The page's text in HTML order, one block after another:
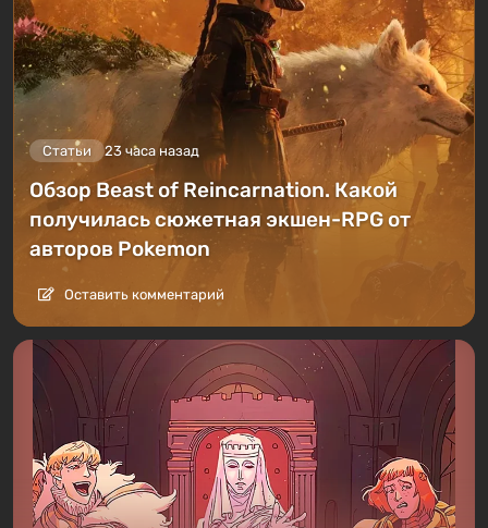
Статьи 23 часа назад
Обзор Beast of Reincarnation. Какой
получилась сюжетная экшен-RPG от
авторов Pokemon
Оставить комментарий